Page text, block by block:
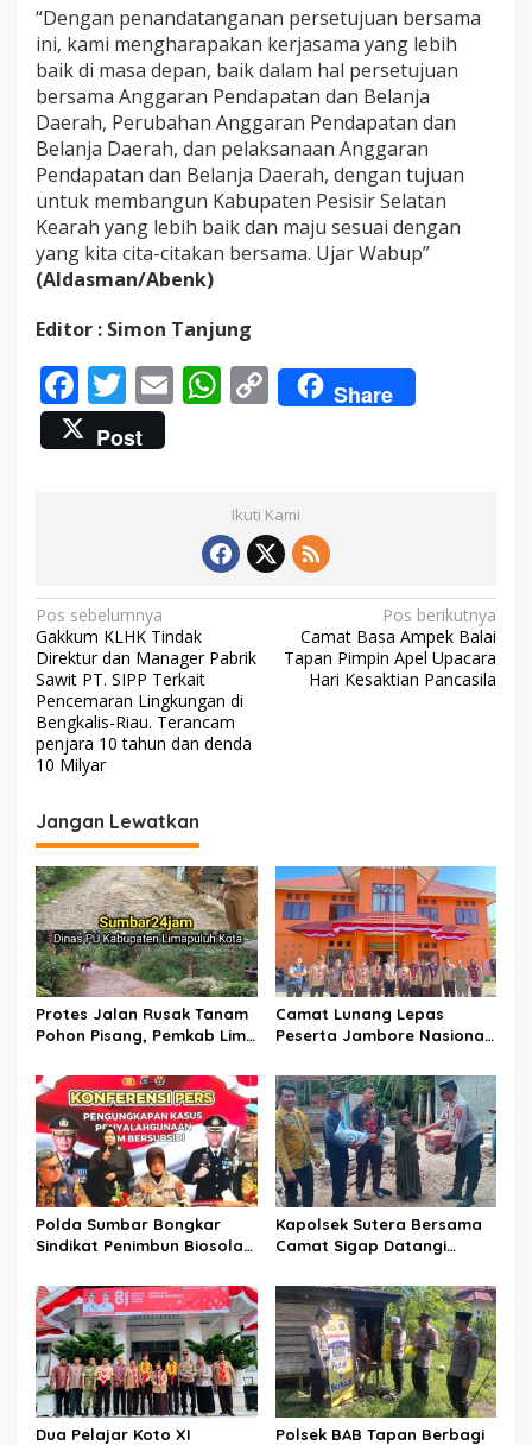
e
a
t
u
r
a
n
D
a
e
r
t
a
g
e
l
“Dengan penandatanganan persetujuan bersama
ini, kami mengharapakan kerjasama yang lebih
baik di masa depan, baik dalam hal persetujuan
bersama Anggaran Pendapatan dan Belanja
Daerah, Perubahan Anggaran Pendapatan dan
Belanja Daerah, dan pelaksanaan Anggaran
Pendapatan dan Belanja Daerah, dengan tujuan
untuk membangun Kabupaten Pesisir Selatan
Kearah yang lebih baik dan maju sesuai dengan
yang kita cita-citakan bersama. Ujar Wabup”
(Aldasman/Abenk)
Editor : Simon Tanjung
F
ac
e
k
T
w
itt
E W
s
A
p
p
C
o
y
Li
n
k
Share
Post
Ikuti Kami
N
a
v
i
g
s
i
p
o
s
Pos sebelumnya
Gakkum KLHK Tindak
Direktur dan Manager Pabrik
Sawit PT. SIPP Terkait
Pencemaran Lingkungan di
Bengkalis-Riau. Terancam
penjara 10 tahun dan denda
10 Milyar
Pos berikutnya
Camat Basa Ampek Balai
Tapan Pimpin Apel Upacara
Hari Kesaktian Pancasila
Jangan Lewatkan
Protes Jalan Rusak Tanam
Pohon Pisang, Pemkab Lima
Perbaikan Segera
Direalisasikan
Camat Lunang Lepas
Peserta Jambore Nasional
Polda Sumbar Bongkar
Sindikat Penimbun Biosolar
Liter Disita
Kapolsek Sutera Bersama
Camat Sigap Datangi
Terkena Angin Puting
Beliung
Dua Pelajar Koto XI Polsek BAB Tapan Berbagi